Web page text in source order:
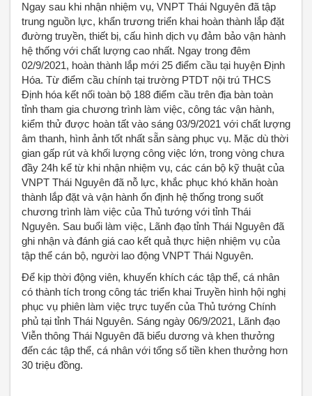
Ngay sau khi nhận nhiệm vụ, VNPT Thái Nguyên đã tập
trung nguồn lực, khẩn trương triển khai hoàn thành lắp đặt
đường truyền, thiết bị, cấu hình dịch vụ đảm bảo vận hành
hệ thống với chất lượng cao nhất. Ngay trong đêm
02/9/2021, hoàn thành lắp mới 25 điểm cầu tại huyện Định
Hóa. Từ điểm cầu chính tại trường PTDT nội trú THCS
Định hóa kết nối toàn bộ 188 điểm cầu trên địa bàn toàn
tỉnh tham gia chương trình làm việc, công tác vận hành,
kiểm thử được hoàn tất vào sáng 03/9/2021 với chất lượng
âm thanh, hình ảnh tốt nhất sẵn sàng phục vụ. Mặc dù thời
gian gấp rút và khối lượng công việc lớn, trong vòng chưa
đầy 24h kể từ khi nhận nhiệm vụ, các cán bộ kỹ thuật của
VNPT Thái Nguyên đã nỗ lực, khắc phục khó khăn hoàn
thành lắp đặt và vận hành ổn định hệ thống trong suốt
chương trình làm việc của Thủ tướng với tỉnh Thái
Nguyên. Sau buổi làm việc, Lãnh đạo tỉnh Thái Nguyên đã
ghi nhận và đánh giá cao kết quả thực hiện nhiệm vụ của
tập thể cán bộ, người lao động VNPT Thái Nguyên.
Để kịp thời động viên, khuyến khích các tập thể, cá nhân
có thành tích trong công tác triển khai Truyền hình hội nghị
phục vụ phiên làm việc trực tuyến của Thủ tướng Chính
phủ tại tỉnh Thái Nguyên. Sáng ngày 06/9/2021, Lãnh đạo
Viễn thông Thái Nguyên đã biểu dương và khen thưởng
đến các tập thể, cá nhân với tổng số tiền khen thưởng hơn
30 triệu đồng.